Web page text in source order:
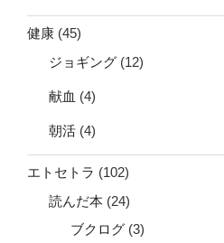
健康 (45)
ジョギング (12)
献血 (4)
朝活 (4)
エトセトラ (102)
読んだ本 (24)
ブクログ (3)